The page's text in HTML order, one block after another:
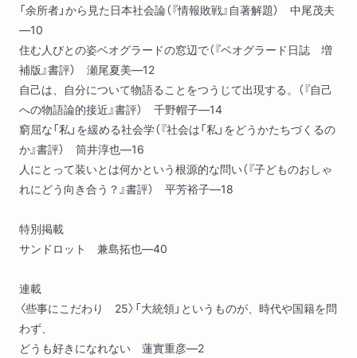
「余所者」から見た日本社会論（『情報敗戦』自著解題） 中尾茂夫
―10
住む人びとの姿ベオグラードの窓辺で（『ベオグラード日誌 増
補版』書評） 瀬尾夏美―12
自己は、自分について物語ることをつうじて出現する。（『自己
への物語論的接近』書評） 千野帽子―14
窮屈な「私」を緩める社会学（『社会は「私」をどうかたちづくるの
か』書評） 筒井淳也―16
人にとって装いとは何かという根源的な問い（『子どものおしゃ
れにどう向き合う？』書評） 平芳裕子―18
特別掲載
サンドロット 兼島拓也―40
連載
〈些事にこだわり 25〉「大統領」というものが、時代や国籍を問
わず、
どうも好きになれない 蓮實重彦―2